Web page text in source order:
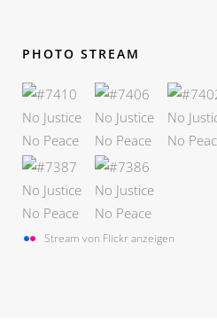
PHOTO STREAM
Stream von Flickr anzeigen